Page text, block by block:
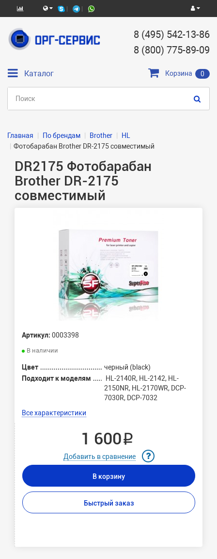
8 (495) 542-13-86
8 (800) 775-89-09
Каталог Корзина 0
Главная По брендам Brother
HL
Фотобарабан Brother DR-2175 совместимый
DR2175 Фотобарабан
Brother DR-2175
совместимый
Артикул: 0003398
В наличии
Цвет
черный (black)
Подходит к моделям
HL-2140R, HL-2142, HL-
2150NR, HL-2170WR, DCP-
7030R, DCP-7032
Все характеристики
1 600 ₽
Добавить в сравнение
В корзину
Быстрый заказ